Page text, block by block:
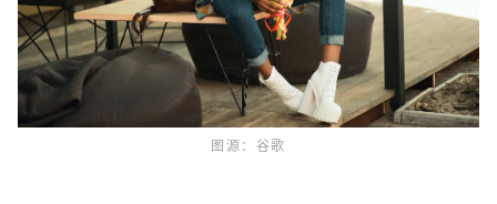
图源：谷歌